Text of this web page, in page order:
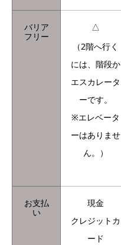
バリア
フリー
△
（2階へ行く
には、階段か
エスカレータ
ーです。
※エレベータ
ーはありませ
ん。）
お支払
い
現金
クレジットカ
ード